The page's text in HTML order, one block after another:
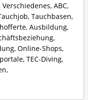
, Verschiedenes, ABC,
, Tauchbasen,
, Ausbildung,
,
, Online-Shops,
, TEC-Diving,
,